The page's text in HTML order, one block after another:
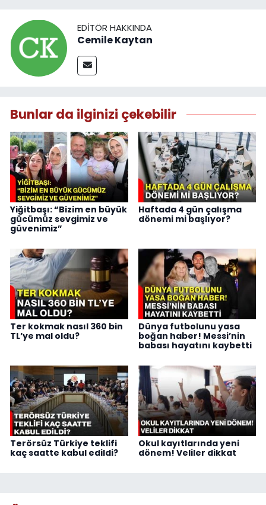
EDITÖR HAKKINDA
Cemile Kaytan
Bunlar da ilginizi çekebilir
Yiğitbaşı: “Bizim en büyük
gücümüz sevgimiz ve
güvenimiz”
Haftada 4 gün çalışma
dönemi mi başlıyor?
Ter kokmak nasıl 360 bin
TL’ye mal oldu?
Dünya futbolunu yasa
boğan haber! Messi’nin
babası hayatını kaybetti
Terörsüz Türkiye teklifi
kaç saatte kabul edildi?
Okul kayıtlarında yeni
dönem! Veliler dikkat